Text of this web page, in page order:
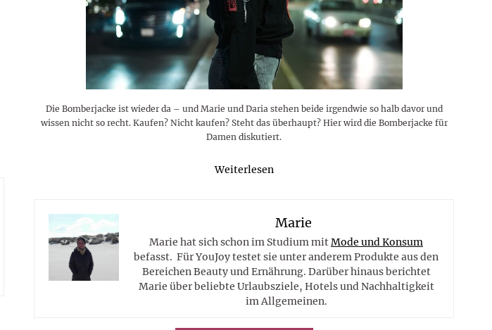
Die Bomberjacke ist wieder da – und Marie und Daria stehen beide irgendwie so halb davor und
wissen nicht so recht. Kaufen? Nicht kaufen? Steht das überhaupt? Hier wird die Bomberjacke für
Damen diskutiert.
Weiterlesen
Marie
Marie hat sich schon im Studium mitMode und Konsum
befasst. Für YouJoy testet sie unter anderem Produkte aus den
Bereichen Beauty und Ernährung. Darüber hinaus berichtet
Marie über beliebte Urlaubsziele, Hotels und Nachhaltigkeit
im Allgemeinen.